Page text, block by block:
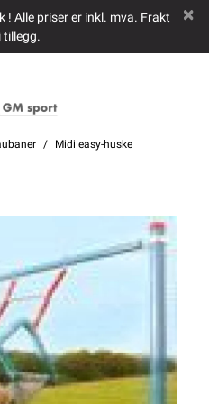
Alle priser er inkl. mva. Frakt
tillegg.
Midi easy-huske